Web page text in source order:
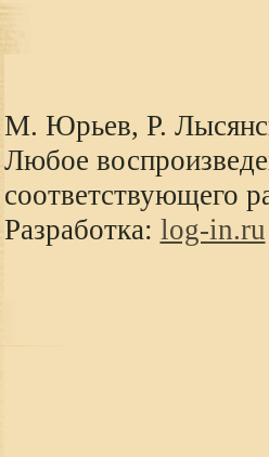
М. Юрьев, Р.
Любое
соответствующего
Разработка: log-in.ru